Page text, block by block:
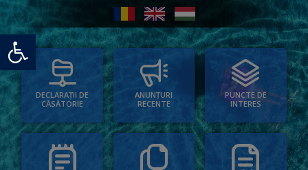
Deschide bara de unelte
DECLARAȚII DE
CĂSĂTORIE
ANUNȚURI
RECENTE
PUNCTE DE
INTERES